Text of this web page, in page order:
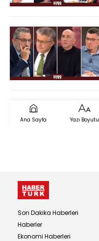
Ana Sayfa Yazı Boyutu
Son Dakika Haberleri
Haberler
Ekonomi Haberleri